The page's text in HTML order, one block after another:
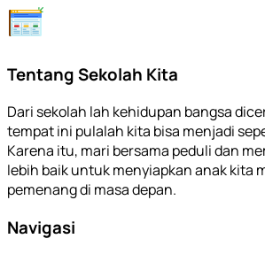
Tentang Sekolah Kita
Dari sekolah lah kehidupan bangsa
tempat ini pulalah kita bisa menjadi
Karena itu, mari bersama peduli dan
lebih baik untuk menyiapkan anak kita
pemenang di masa depan.
Navigasi